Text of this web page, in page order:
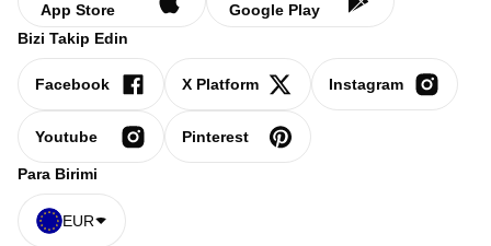
App Store
Google Play
Bizi Takip Edin
Facebook X Platform Instagram
Youtube Pinterest
Para Birimi
EUR